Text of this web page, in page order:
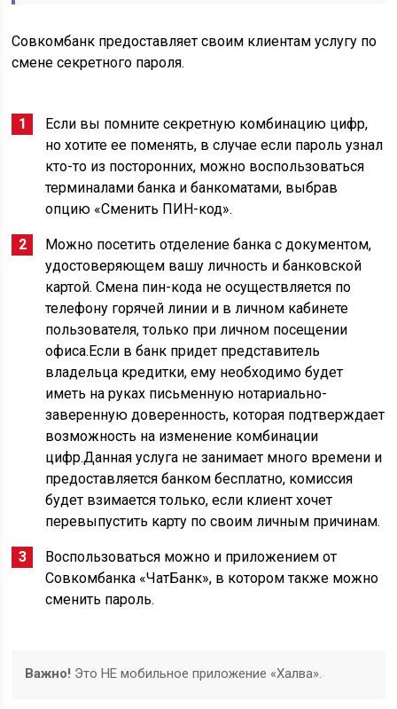
Совкомбанк предоставляет своим клиентам услугу по
смене секретного пароля.
Если вы помните секретную комбинацию цифр,
но хотите ее поменять, в случае если пароль узнал
кто-то из посторонних, можно воспользоваться
терминалами банка и банкоматами, выбрав
опцию «Сменить ПИН-код».
Можно посетить отделение банка с документом,
удостоверяющем вашу личность и банковской
картой. Смена пин-кода не осуществляется по
телефону горячей линии и в личном кабинете
пользователя, только при личном посещении
офиса.Если в банк придет представитель
владельца кредитки, ему необходимо будет
иметь на руках письменную нотариально-
заверенную доверенность, которая подтверждает
возможность на изменение комбинации
цифр.Данная услуга не занимает много времени и
предоставляется банком бесплатно, комиссия
будет взимается только, если клиент хочет
перевыпустить карту по своим личным причинам.
Воспользоваться можно и приложением от
Совкомбанка «ЧатБанк», в котором также можно
сменить пароль.
Важно! Это НЕ мобильное приложение «Халва».